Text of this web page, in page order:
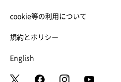
cookie等の利用について
規約とポリシー
English